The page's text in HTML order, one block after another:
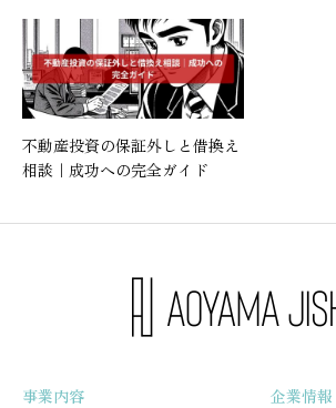
不動産投資の保証外しと借換え
相談｜成功への完全ガイド
事業内容
企業情報